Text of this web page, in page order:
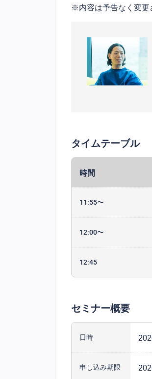
※内容は予告なく変更
タイムテーブル
時間
11:55〜
12:00〜
12:45
セミナー概要
日時
申し込み期限